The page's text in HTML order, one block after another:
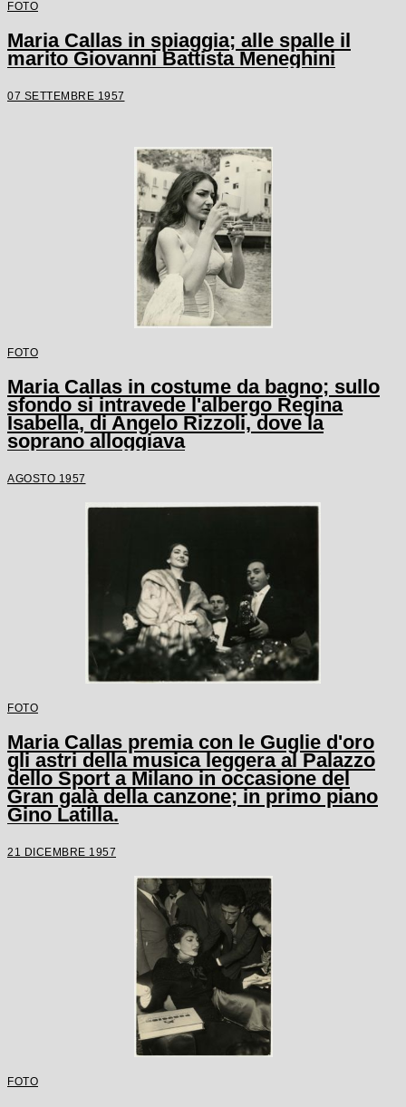
FOTO
Maria Callas in spiaggia; alle spalle il
marito Giovanni Battista Meneghini
07 SETTEMBRE 1957
FOTO
Maria Callas in costume da bagno; sullo
sfondo si intravede l'albergo Regina
Isabella, di Angelo Rizzoli, dove la
soprano alloggiava
AGOSTO 1957
FOTO
Maria Callas premia con le Guglie d'oro
gli astri della musica leggera al Palazzo
dello Sport a Milano in occasione del
Gran galà della canzone; in primo piano
Gino Latilla.
21 DICEMBRE 1957
FOTO